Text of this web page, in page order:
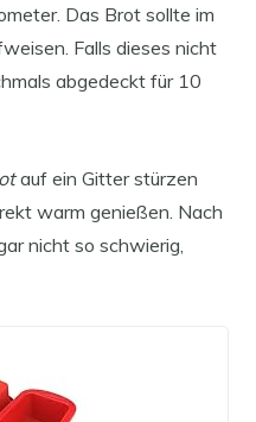
Das Brot sollte im
Falls dieses nicht
abgedeckt für 10
auf ein Gitter stürzen
warm genießen. Nach
nicht so schwierig,